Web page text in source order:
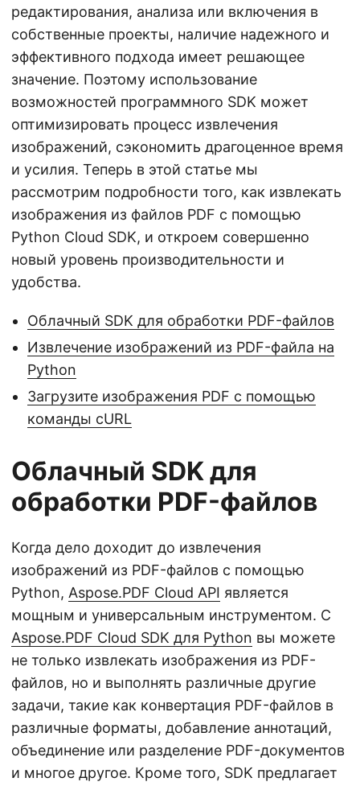
редактирования, анализа или включения в
собственные проекты, наличие надежного и
эффективного подхода имеет решающее
значение. Поэтому использование
возможностей программного SDK может
оптимизировать процесс извлечения
изображений, сэкономить драгоценное время
и усилия. Теперь в этой статье мы
рассмотрим подробности того, как извлекать
изображения из файлов PDF с помощью
Python Cloud SDK, и откроем совершенно
новый уровень производительности и
удобства.
Облачный SDK для обработки PDF-файлов
Извлечение изображений из PDF-файла на
Python
Загрузите изображения PDF с помощью
команды cURL
Облачный SDK для
обработки PDF-файлов
Когда дело доходит до извлечения
изображений из PDF-файлов с помощью
Python, Aspose.PDF Cloud API является
мощным и универсальным инструментом. С
Aspose.PDF Cloud SDK для Python вы можете
не только извлекать изображения из PDF-
файлов, но и выполнять различные другие
задачи, такие как конвертация PDF-файлов в
различные форматы, добавление аннотаций,
объединение или разделение PDF-документов
и многое другое. Кроме того, SDK предлагает